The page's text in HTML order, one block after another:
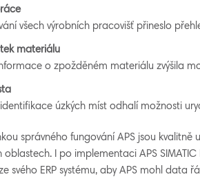
všech výrobních pracovišť přineslo
materiálu
o zpožděném materiálu zvýšila
úzkých míst odhalí možnosti
správného fungování APS jsou kvalitně
oblastech. I po implementaci APS
svého ERP systému, aby APS mohl data